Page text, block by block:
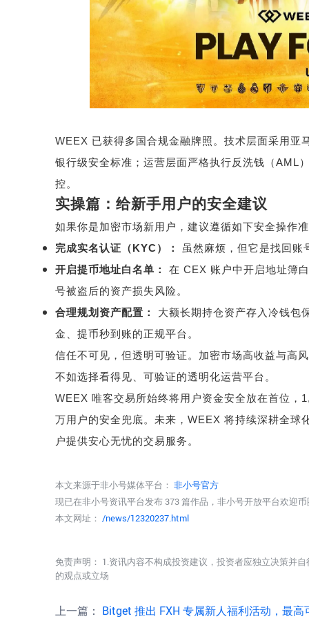
WEEX 已获得多国合规金融牌照。技术层面采用亚
银行级安全标准；运营层面严格执行反洗钱（AML
控。
实操篇：给新手用户的安全建议
如果你是加密市场新用户，建议遵循如下安全操作
完成实名认证（KYC）：
虽然麻烦，但它是找回账
开启提币地址白名单：
在 CEX 账户中开启地址簿
号被盗后的资产损失风险。
合理规划资产配置：
大额长期持仓资产存入冷钱包
金、提币秒到账的正规平台。
信任不可见，但透明可验证。加密市场高收益与高
不如选择看得见、可验证的透明化运营平台。
WEEX 唯客交易所始终将用户资金安全放在首位，
万用户的安全兜底。未来， WEEX 将持续深耕全球
户提供安心无忧的交易服务。
本文来源于非小号媒体平台： 非小号官方
现已在非小号资讯平台发布 373 篇作品，非小号开放平台欢迎
本文网址： /news/12320237.html
免责声明： 1.资讯内容不构成投资建议，投资者应独立决策并
的观点或立场
上一篇： Bitget 推出 FXH 专属新人福利活动，最高可领取 125 USDT 空投